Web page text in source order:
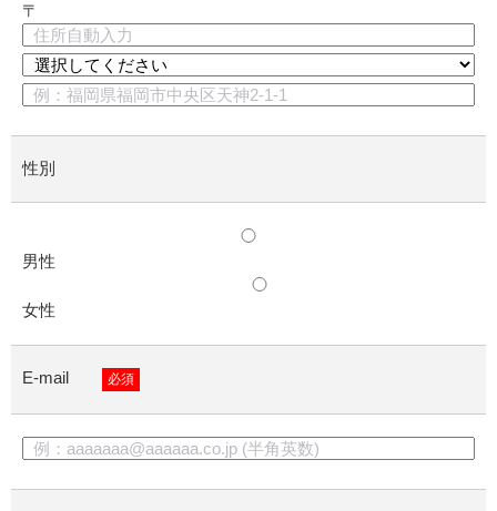
〒
性別
男性
女性
E-mail 必須